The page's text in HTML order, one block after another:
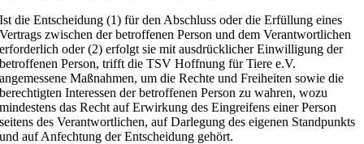
Ist die Entscheidung (1) für den Abschluss oder die Erfüllung eines
Vertrags zwischen der betroffenen Person und dem Verantwortlichen
erforderlich oder (2) erfolgt sie mit ausdrücklicher Einwilligung der
betroffenen Person, trifft die TSV Hoffnung für Tiere e.V.
angemessene Maßnahmen, um die Rechte und Freiheiten sowie die
berechtigten Interessen der betroffenen Person zu wahren, wozu
mindestens das Recht auf Erwirkung des Eingreifens einer Person
seitens des Verantwortlichen, auf Darlegung des eigenen Standpunkts
und auf Anfechtung der Entscheidung gehört.